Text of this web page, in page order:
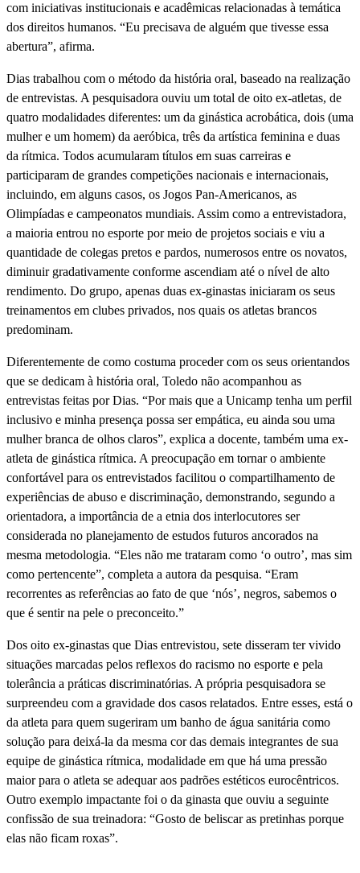
com iniciativas institucionais e acadêmicas relacionadas à temática
dos direitos humanos. “Eu precisava de alguém que tivesse essa
abertura”, afirma.
Dias trabalhou com o método da história oral, baseado na realização
de entrevistas. A pesquisadora ouviu um total de oito ex-atletas, de
quatro modalidades diferentes: um da ginástica acrobática, dois (uma
mulher e um homem) da aeróbica, três da artística feminina e duas
da rítmica. Todos acumularam títulos em suas carreiras e
participaram de grandes competições nacionais e internacionais,
incluindo, em alguns casos, os Jogos Pan-Americanos, as
Olimpíadas e campeonatos mundiais. Assim como a entrevistadora,
a maioria entrou no esporte por meio de projetos sociais e viu a
quantidade de colegas pretos e pardos, numerosos entre os novatos,
diminuir gradativamente conforme ascendiam até o nível de alto
rendimento. Do grupo, apenas duas ex-ginastas iniciaram os seus
treinamentos em clubes privados, nos quais os atletas brancos
predominam.
Diferentemente de como costuma proceder com os seus orientandos
que se dedicam à história oral, Toledo não acompanhou as
entrevistas feitas por Dias. “Por mais que a Unicamp tenha um perfil
inclusivo e minha presença possa ser empática, eu ainda sou uma
mulher branca de olhos claros”, explica a docente, também uma ex-
atleta de ginástica rítmica. A preocupação em tornar o ambiente
confortável para os entrevistados facilitou o compartilhamento de
experiências de abuso e discriminação, demonstrando, segundo a
orientadora, a importância de a etnia dos interlocutores ser
considerada no planejamento de estudos futuros ancorados na
mesma metodologia. “Eles não me trataram como ‘o outro’, mas sim
como pertencente”, completa a autora da pesquisa. “Eram
recorrentes as referências ao fato de que ‘nós’, negros, sabemos o
que é sentir na pele o preconceito.”
Dos oito ex-ginastas que Dias entrevistou, sete disseram ter vivido
situações marcadas pelos reflexos do racismo no esporte e pela
tolerância a práticas discriminatórias. A própria pesquisadora se
surpreendeu com a gravidade dos casos relatados. Entre esses, está o
da atleta para quem sugeriram um banho de água sanitária como
solução para deixá-la da mesma cor das demais integrantes de sua
equipe de ginástica rítmica, modalidade em que há uma pressão
maior para o atleta se adequar aos padrões estéticos eurocêntricos.
Outro exemplo impactante foi o da ginasta que ouviu a seguinte
confissão de sua treinadora: “Gosto de beliscar as pretinhas porque
elas não ficam roxas”.